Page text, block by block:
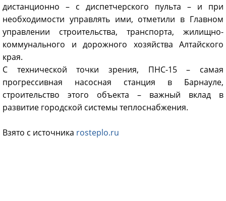
дистанционно – с диспетчерского пульта – и при
необходимости управлять ими, отметили в Главном
управлении строительства, транспорта, жилищно-
коммунального и дорожного хозяйства Алтайского
края.
С технической точки зрения, ПНС-15 – самая
прогрессивная насосная станция в Барнауле,
строительство этого объекта – важный вклад в
развитие городской системы теплоснабжения.
Взято с источника rosteplo.ru